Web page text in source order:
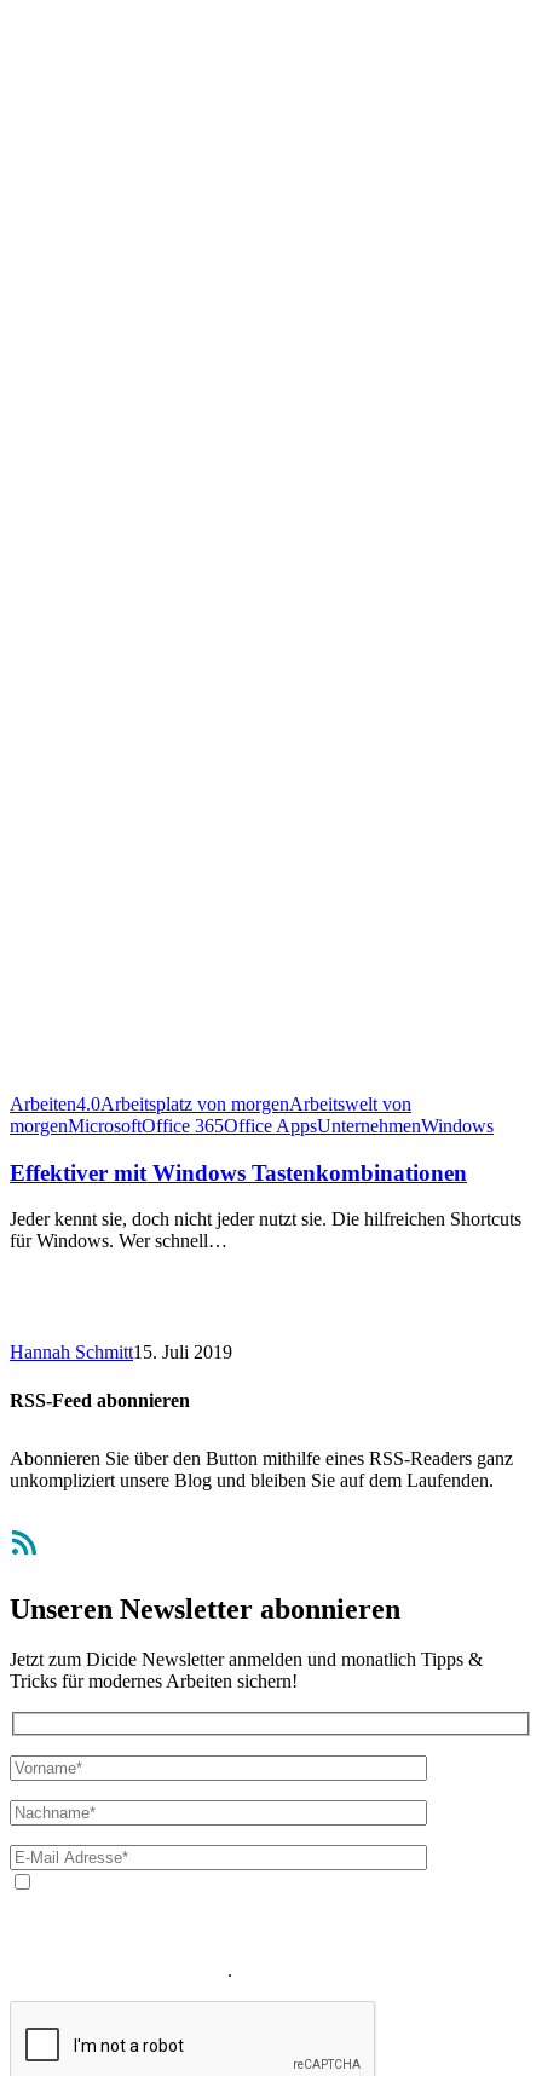
Arbeiten4.0Arbeitsplatz von morgenArbeitswelt von
morgenMicrosoftOffice 365Office AppsUnternehmenWindows
Effektiver mit Windows Tastenkombinationen
Jeder kennt sie, doch nicht jeder nutzt sie. Die hilfreichen Shortcuts
für Windows. Wer schnell…
Hannah Schmitt15. Juli 2019
RSS-Feed abonnieren
Abonnieren Sie über den Button mithilfe eines RSS-Readers ganz
unkompliziert unsere Blog und bleiben Sie auf dem Laufenden.
RSS-Feed
Unseren Newsletter abonnieren
Jetzt zum Dicide Newsletter anmelden und monatlich Tipps &
Tricks für modernes Arbeiten sichern!
.